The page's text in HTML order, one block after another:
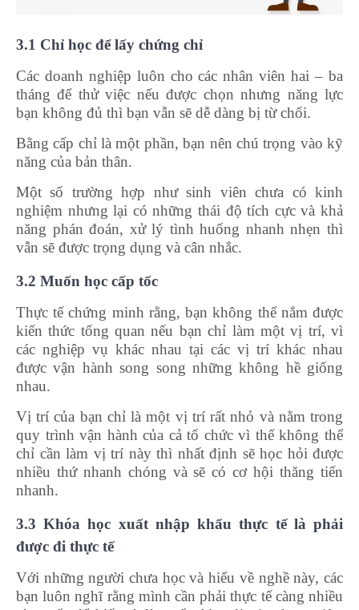
3.1 Chỉ học để lấy chứng chỉ
Các doanh nghiệp luôn cho các nhân viên hai – ba
tháng để thử việc nếu được chọn nhưng năng lực
bạn không đủ thì bạn vẫn sẽ dễ dàng bị từ chối.
Bằng cấp chỉ là một phần, bạn nên chú trọng vào kỹ
năng của bản thân.
Một số trường hợp như sinh viên chưa có kinh
nghiệm nhưng lại có những thái độ tích cực và khả
năng phán đoán, xử lý tình huống nhanh nhẹn thì
vẫn sẽ được trọng dụng và cân nhắc.
3.2 Muốn học cấp tốc
Thực tế chứng minh rằng, bạn không thể nắm được
kiến thức tổng quan nếu bạn chỉ làm một vị trí, vì
các nghiệp vụ khác nhau tại các vị trí khác nhau
được vận hành song song những không hề giống
nhau.
Vị trí của bạn chỉ là một vị trí rất nhỏ và nằm trong
quy trình vận hành của cả tổ chức vì thế không thể
chỉ cần làm vị trí này thì nhất định sẽ học hỏi được
nhiều thứ nhanh chóng và sẽ có cơ hội thăng tiến
nhanh.
3.3 Khóa học xuất nhập khẩu thực tế là phải
được đi thực tế
Với những người chưa học và hiểu về nghề này, các
bạn luôn nghĩ rằng mình cần phải thực tế càng nhiều